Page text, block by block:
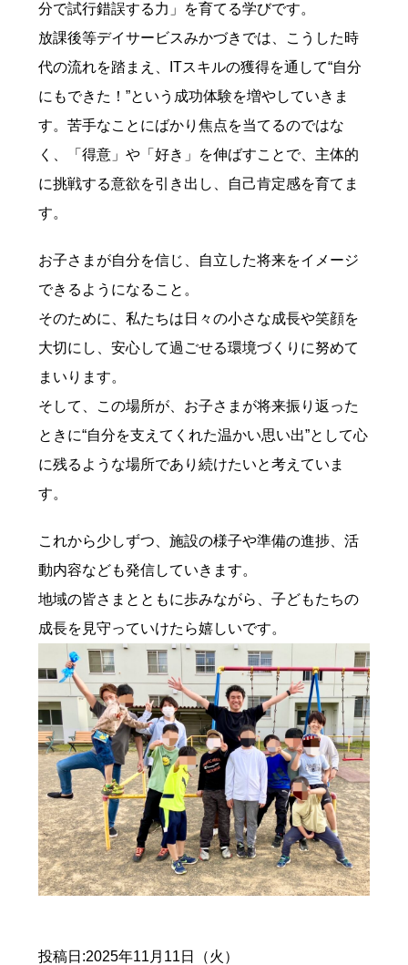
分で試行錯誤する力」を育てる学びです。
放課後等デイサービスみかづきでは、こうした時
代の流れを踏まえ、ITスキルの獲得を通して“自分
にもできた！”という成功体験を増やしていきま
す。苦手なことにばかり焦点を当てるのではな
く、「得意」や「好き」を伸ばすことで、主体的
に挑戦する意欲を引き出し、自己肯定感を育てま
す。
お子さまが自分を信じ、自立した将来をイメージ
できるようになること。
そのために、私たちは日々の小さな成長や笑顔を
大切にし、安心して過ごせる環境づくりに努めて
まいります。
そして、この場所が、お子さまが将来振り返った
ときに“自分を支えてくれた温かい思い出”として心
に残るような場所であり続けたいと考えていま
す。
これから少しずつ、施設の様子や準備の進捗、活
動内容なども発信していきます。
地域の皆さまとともに歩みながら、子どもたちの
成長を見守っていけたら嬉しいです。
投稿日:2025年11月11日（火）